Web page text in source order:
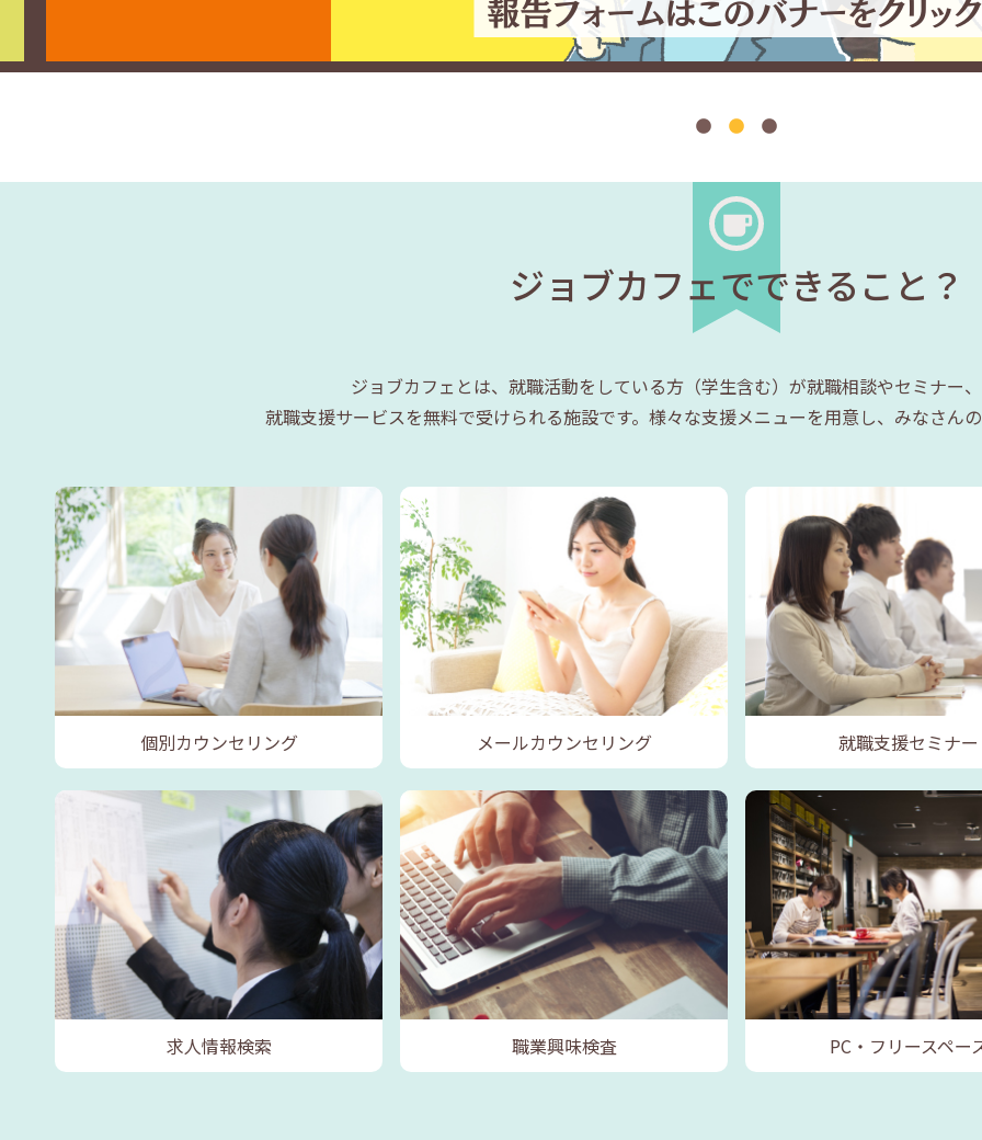
ジョブカフェでできること？
ジョブカフェとは、就職活動をしている方（学生含む）が就職相談やセミナー
就職支援サービスを無料で受けられる施設です。様々な支援メニューを用意し、みなさん
個別カウンセリング メールカウンセリング 就職支援セミナー
求人情報検索 職業興味検査 PC・フリースペー